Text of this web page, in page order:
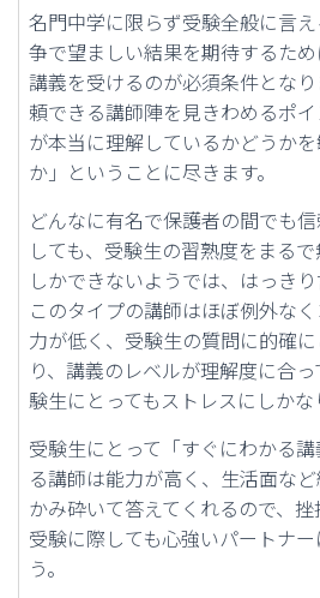
名門中学に限らず受験全般に言
争で望ましい結果を期待するた
講義を受けるのが必須条件とな
頼できる講師陣を見きわめるポ
が本当に理解しているかどうか
か」ということに尽きます。
どんなに有名で保護者の間でも
しても、受験生の習熟度をまる
しかできないようでは、はっきり
このタイプの講師はほぼ例外な
力が低く、受験生の質問に的確
り、講義のレベルが理解度に合
験生にとってもストレスにしかな
受験生にとって「すぐにわかる
る講師は能力が高く、生活面な
かみ砕いて答えてくれるので、
受験に際しても心強いパートナ
う。